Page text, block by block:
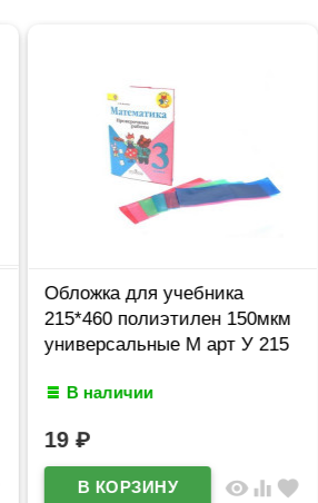
Обложка для учебника
215*460 полиэтилен 150мкм
универсальные М арт У 215
В наличии
19 ₽
visibilityequalizerfavorite